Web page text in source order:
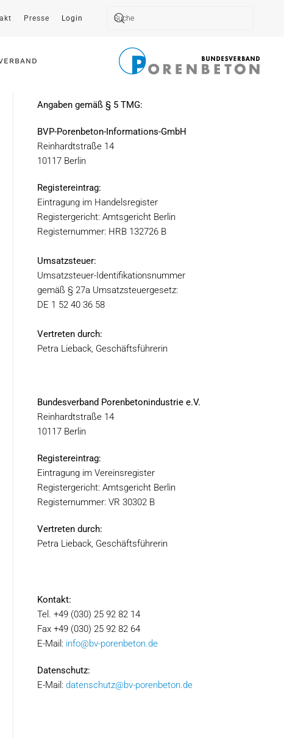
Presse Login
Angaben gemäß § 5 TMG:
BVP-Porenbeton-Informations-GmbH
Reinhardtstraße 14
10117 Berlin
Registereintrag:
Eintragung im Handelsregister
Registergericht: Amtsgericht Berlin
Registernummer: HRB 132726 B
Umsatzsteuer:
Umsatzsteuer-Identifikationsnummer
gemäß § 27a Umsatzsteuergesetz:
DE 1 52 40 36 58
Vertreten durch:
Petra Lieback, Geschäftsführerin
Bundesverband Porenbetonindustrie e.V.
Reinhardtstraße 14
10117 Berlin
Registereintrag:
Eintragung im Vereinsregister
Registergericht: Amtsgericht Berlin
Registernummer: VR 30302 B
Vertreten durch:
Petra Lieback, Geschäftsführerin
Kontakt:
Tel. +49 (030) 25 92 82 14
Fax +49 (030) 25 92 82 64
E-Mail: info@bv-porenbeton.de
Datenschutz:
E-Mail:datenschutz@bv-porenbeton.de